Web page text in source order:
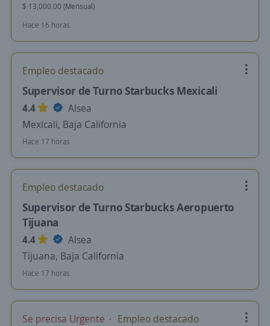
$ 13,000.00 (Mensual)
Hace 16 horas
Empleo destacado
Supervisor de Turno Starbucks Mexicali
4.4
Alsea
Mexicali, Baja California
Hace 17 horas
Empleo destacado
Supervisor de Turno Starbucks Aeropuerto
Tijuana
4.4
Alsea
Tijuana, Baja California
Hace 17 horas
Se precisa Urgente Empleo destacado